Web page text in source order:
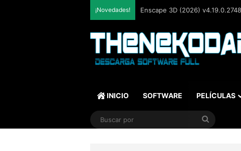
¡Novedades! Enscape 3D (2026)
INICIO SOFTWARE PELÍCULAS
Buscar